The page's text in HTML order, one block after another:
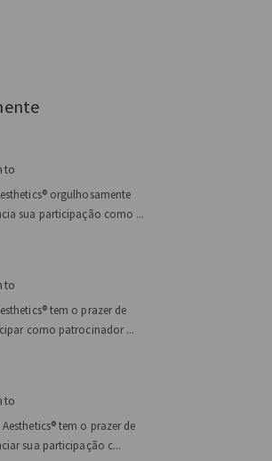
orgulhosamente
sua participação como ...
tem o prazer de
como patrocinador ...
Aesthetics® tem o prazer de
sua participação c...